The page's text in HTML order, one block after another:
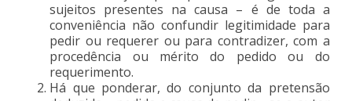
sujeitos presentes na causa – é de toda a
conveniência não confundir legitimidade para
pedir ou requerer ou para contradizer, com a
procedência ou mérito do pedido ou do
requerimento.
Há que ponderar, do conjunto da pretensão